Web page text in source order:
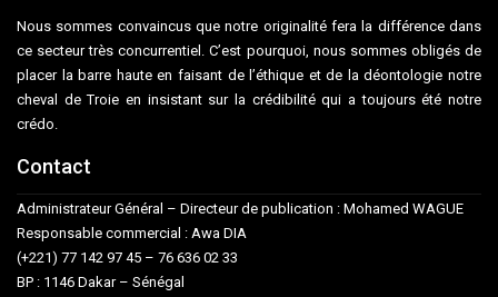
Nous sommes convaincus que notre originalité fera la différence dans
ce secteur très concurrentiel. C’est pourquoi, nous sommes obligés de
placer la barre haute en faisant de l’éthique et de la déontologie notre
cheval de Troie en insistant sur la crédibilité qui a toujours été notre
crédo.
Contact
Administrateur Général – Directeur de publication : Mohamed WAGUE
Responsable commercial : Awa DIA
(+221) 77 142 97 45 – 76 636 02 33
BP : 1146 Dakar – Sénégal